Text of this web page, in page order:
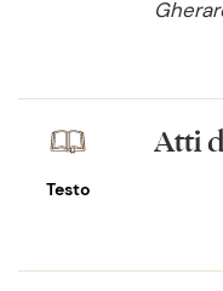
Testo
Atti